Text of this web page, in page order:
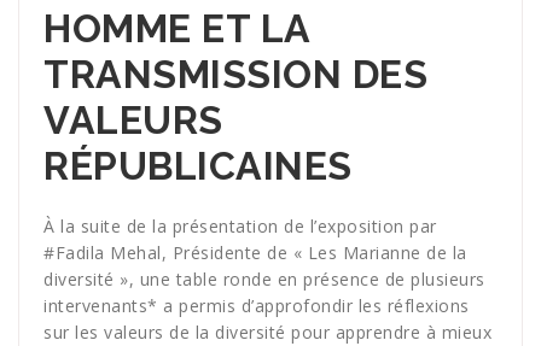
HOMME ET LA
TRANSMISSION DES
VALEURS
RÉPUBLICAINES
À la suite de la présentation de l’exposition par
#Fadila Mehal, Présidente de « Les Marianne de la
diversité », une table ronde en présence de plusieurs
intervenants* a permis d’approfondir les réflexions
sur les valeurs de la diversité pour apprendre à mieux